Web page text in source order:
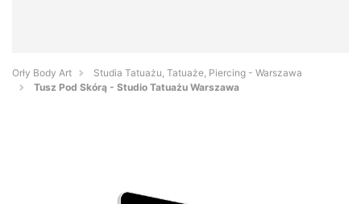
Orły Body Art
Studia Tatuażu, Tatuaże, Piercing - Warszawa
Tusz Pod Skórą - Studio Tatuażu Warszawa